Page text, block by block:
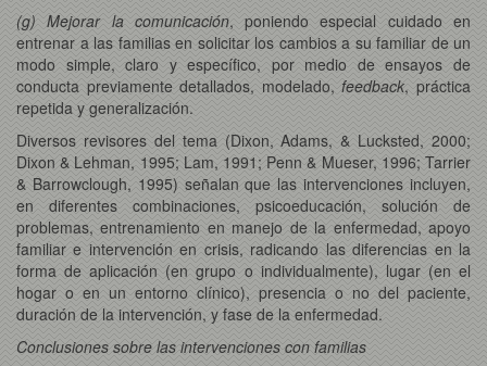
(g) Mejorar la comunicación, poniendo especial cuidado en
entrenar a las familias en solicitar los cambios a su familiar de un
modo simple, claro y específico, por medio de ensayos de
conducta previamente detallados, modelado, feedback, práctica
repetida y generalización.
Diversos revisores del tema (Dixon, Adams, & Lucksted, 2000;
Dixon & Lehman, 1995; Lam, 1991; Penn & Mueser, 1996; Tarrier
& Barrowclough, 1995) señalan que las intervenciones incluyen,
en diferentes combinaciones, psicoeducación, solución de
problemas, entrenamiento en manejo de la enfermedad, apoyo
familiar e intervención en crisis, radicando las diferencias en la
forma de aplicación (en grupo o individualmente), lugar (en el
hogar o en un entorno clínico), presencia o no del paciente,
duración de la intervención, y fase de la enfermedad.
Conclusiones sobre las intervenciones con familias